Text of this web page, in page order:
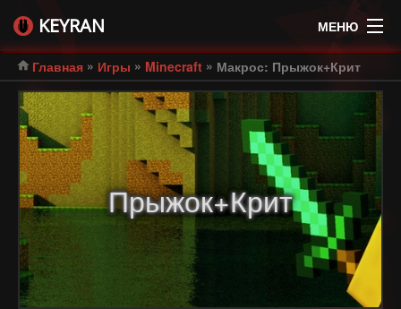
KEYRAN МЕНЮ
Главная » Игры » Minecraft » Макрос: Прыжок+Крит
Прыжок+Крит